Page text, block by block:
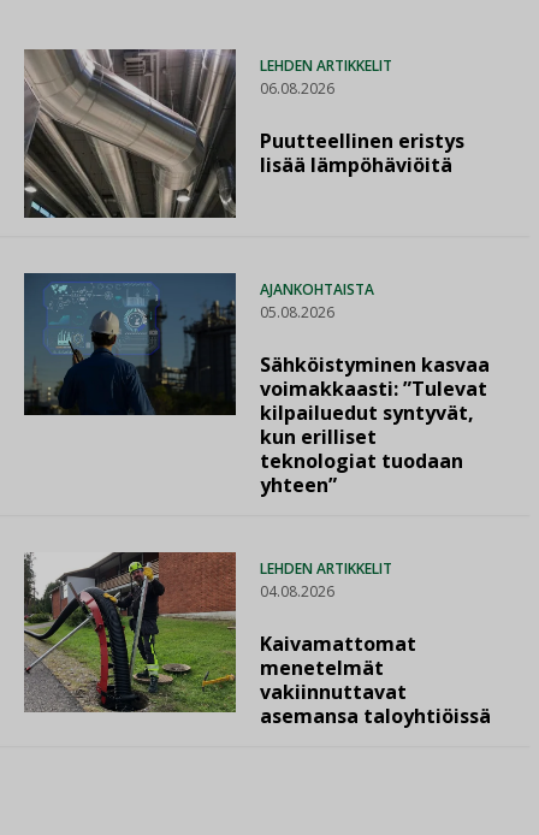
LEHDEN ARTIKKELIT
06.08.2026
Puutteellinen eristys
lisää lämpöhäviöitä
AJANKOHTAISTA
05.08.2026
Sähköistyminen kasvaa
voimakkaasti: ”Tulevat
kilpailuedut syntyvät,
kun erilliset
teknologiat tuodaan
yhteen”
LEHDEN ARTIKKELIT
04.08.2026
Kaivamattomat
menetelmät
vakiinnuttavat
asemansa taloyhtiöissä